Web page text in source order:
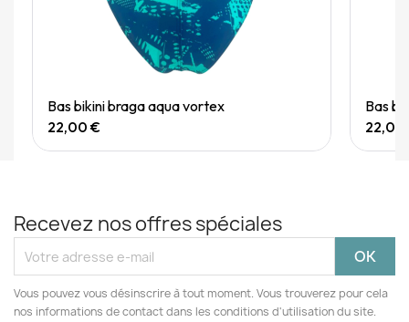
Quick View
Bas bikini braga aqua vortex
22,00 €
Bas
22,00
Recevez nos offres spéciales
Vous pouvez vous désinscrire à tout moment. Vous trouverez pour cela
nos informations de contact dans les conditions d'utilisation du site.